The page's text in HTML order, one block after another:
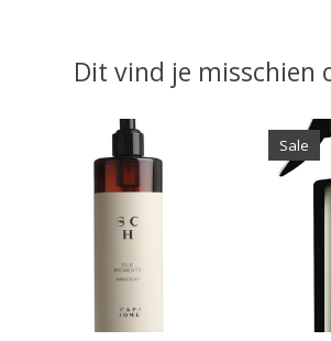
Dit vind je misschien
Items van productcarrousel
Sale